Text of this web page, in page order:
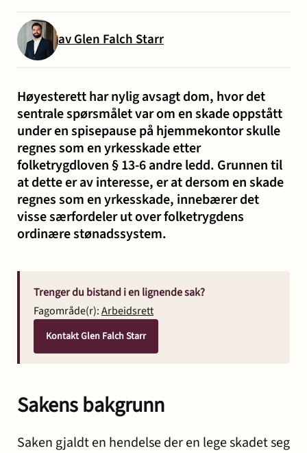
av Glen Falch Starr
Høyesterett har nylig avsagt dom, hvor det
sentrale spørsmålet var om en skade oppstått
under en spisepause på hjemmekontor skulle
regnes som en yrkesskade etter
folketrygdloven § 13-6 andre ledd. Grunnen til
at dette er av interesse, er at dersom en skade
regnes som en yrkesskade, innebærer det
visse særfordeler ut over folketrygdens
ordinære stønadssystem.
Trenger du bistand i en lignende sak?
Fagområde(r):Arbeidsrett
Kontakt Glen Falch Starr
Sakens bakgrunn
Saken gjaldt en hendelse der en lege skadet seg
Entreprise
-
bygg
og
anlegg
Erstatning
ved
og
sykdom
Familie
og
Forbrukersaker
Konkurs
og
Offentlige
anskaffelser
Selskapsrett
Skatt
og
avgift
Strafferett
Transaksjoner
Ta